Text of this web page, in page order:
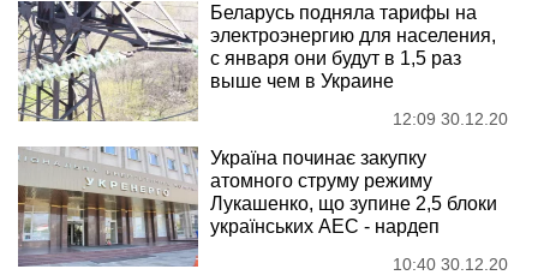
Беларусь подняла тарифы на
электроэнергию для населения,
с января они будут в 1,5 раз
выше чем в Украине
12:09 30.12.20
Україна починає закупку
атомного струму режиму
Лукашенко, що зупине 2,5 блоки
українських АЕС - нардеп
10:40 30.12.20